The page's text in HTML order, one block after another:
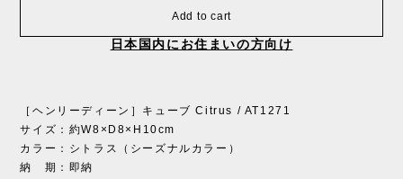
Add to cart
日本国内にお住まいの方向け
［ヘンリーディーン］キューブ Citrus / AT1271
サイズ：約W8×D8×H10cm
カラー：シトラス（シーズナルカラー）
納 期：即納